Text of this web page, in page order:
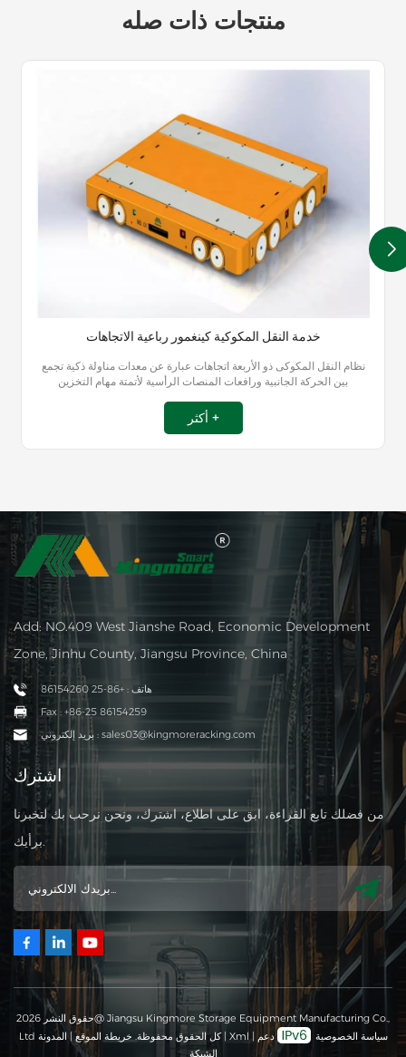
منتجات ذات صله
خدمة النقل المكوكية كينغمور رباعية الاتجاهات
نظام النقل المكوكى ذو الأربعة اتجاهات عبارة عن معدات مناولة ذكية تجمع
بين الحركة الجانبية ورافعات المنصات الرأسية لأتمتة مهام التخزين
اللاسلكي التقاط المنصات وتسليمها بشكل مستقل إلى مواقع محددة داخل
أكثر +
Add: NO.409 West Jianshe Road, Economic Development
Zone, Jinhu County, Jiangsu Province, China
هاتف : +86-25 86154260
Fax : +86-25 86154259
بريد إلكتروني : sales03@kingmoreracking.com
اشترك
من فضلك تابع القراءة، ابق على اطلاع، اشترك، ونحن نرحب بك لتخبرنا
برأيك.
حقوق النشر 2026@ Jiangsu Kingmore Storage Equipment Manufacturing Co.,
Ltd كل الحقوق محفوظة. خريطة الموقع المدونة | Xml سياسة الخصوصية
دعم
الشبكة